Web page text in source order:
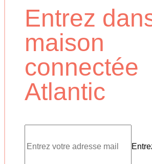
Entrez
maison
connectée
Atlantic